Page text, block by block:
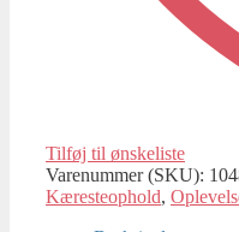
Tilføj til ønskeliste
Varenummer (SKU):
Kæresteophold,